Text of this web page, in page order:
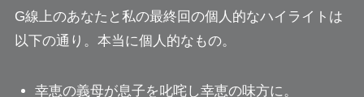
G線上のあなたと私の最終回の個人的なハイライトは
以下の通り。本当に個人的なもの。
幸恵の義母が息子を叱咤し幸恵の味方に。